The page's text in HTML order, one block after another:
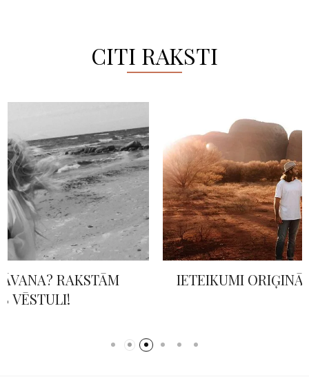
CITI RAKSTI
IETEIKUMI ORIĢINĀLAM MEDUSMĒNESIM